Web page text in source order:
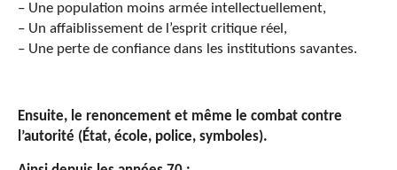
– Une population moins armée intellectuellement,
– Un affaiblissement de l’esprit critique réel,
– Une perte de confiance dans les institutions savantes.
Ensuite, le renoncement et même le combat contre
l’autorité (État, école, police, symboles).